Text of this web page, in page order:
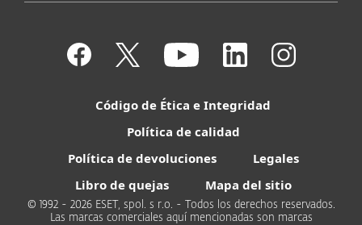
Código de Ética e Integridad
Política de calidad
Política de devoluciones
Legales
Libro de quejas
Mapa del sitio
© 1992 - 2026 ESET, spol. s r.o. - Todos los derechos reservados.
Las marcas comerciales aquí mencionadas son marcas